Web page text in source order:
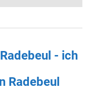
- ich
Radebeul